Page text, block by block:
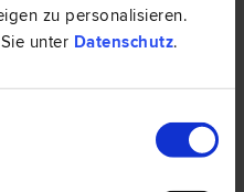
zu personalisieren.
unter Datenschutz.
in Hartberg